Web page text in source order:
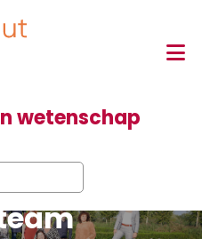
wetenschap